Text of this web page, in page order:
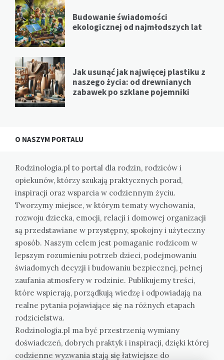
Budowanie świadomości
ekologicznej od najmłodszych lat
Jak usunąć jak najwięcej plastiku z
naszego życia: od drewnianych
zabawek po szklane pojemniki
O NASZYM PORTALU
Rodzinologia.pl to portal dla rodzin, rodziców i
opiekunów, którzy szukają praktycznych porad,
inspiracji oraz wsparcia w codziennym życiu.
Tworzymy miejsce, w którym tematy wychowania,
rozwoju dziecka, emocji, relacji i domowej organizacji
są przedstawiane w przystępny, spokojny i użyteczny
sposób. Naszym celem jest pomaganie rodzicom w
lepszym rozumieniu potrzeb dzieci, podejmowaniu
świadomych decyzji i budowaniu bezpiecznej, pełnej
zaufania atmosfery w rodzinie. Publikujemy treści,
które wspierają, porządkują wiedzę i odpowiadają na
realne pytania pojawiające się na różnych etapach
rodzicielstwa.
Rodzinologia.pl ma być przestrzenią wymiany
doświadczeń, dobrych praktyk i inspiracji, dzięki której
codzienne wyzwania stają się łatwiejsze do